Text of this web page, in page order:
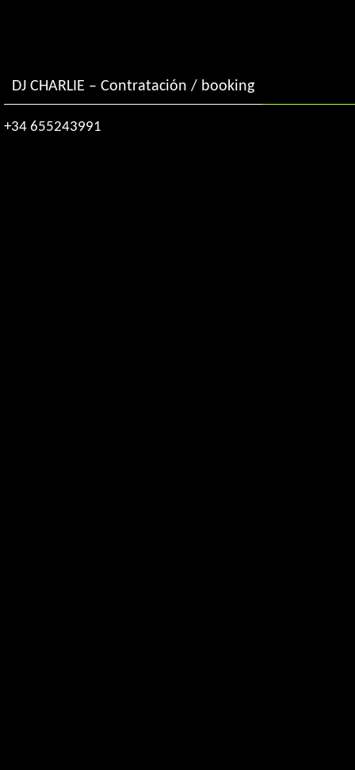
DJ CHARLIE – Contratación / booking
+34 655243991